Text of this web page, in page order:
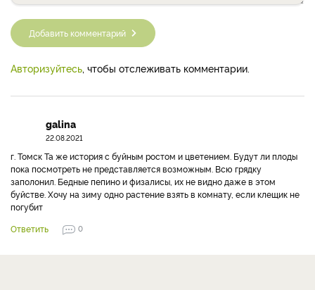
Добавить комментарий
Авторизуйтесь, чтобы отслеживать комментарии.
galina
22.08.2021
г. Томск Та же история с буйным ростом и цветением. Будут ли плоды
пока посмотреть не представляется возможным. Всю грядку
заполонил. Бедные пепино и физалисы, их не видно даже в этом
буйстве. Хочу на зиму одно растение взять в комнату, если клещик не
погубит
Ответить
0